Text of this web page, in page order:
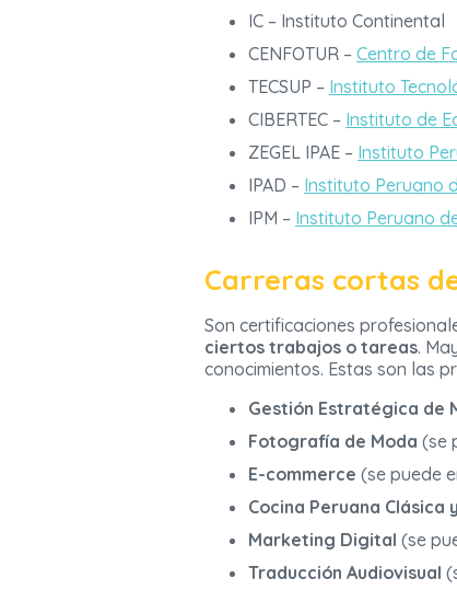
IC – Instituto Continental
CENFOTUR – Centro de
TECSUP – Instituto
CIBERTEC – Instituto de
ZEGEL IPAE – Instituto
IPAD – Instituto Peruano
IPM – Instituto Peruano
Carreras cortas
Son certificaciones
ciertos trabajos o tareas.
conocimientos. Estas son las
Gestión Estratégica de
Fotografía de Moda (se
E-commerce (se puede
Cocina Peruana Clásica
Marketing Digital (se
Traducción Audiovisual